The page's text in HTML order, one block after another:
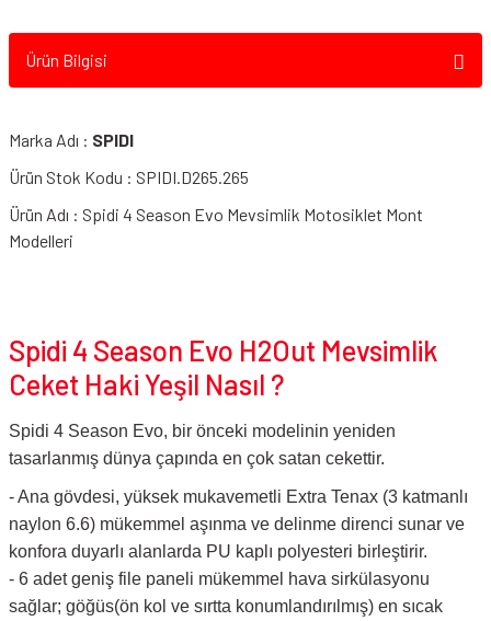
Ürün Bilgisi
Marka Adı : SPIDI
Ürün Stok Kodu : SPIDI.D265.265
Ürün Adı : Spidi 4 Season Evo Mevsimlik Motosiklet Mont
Modelleri
Spidi 4 Season Evo H2Out Mevsimlik
Ceket Haki Yeşil Nasıl ?
Spidi 4 Season Evo, bir önceki modelinin yeniden
tasarlanmış dünya çapında en çok satan cekettir.
- Ana gövdesi, yüksek mukavemetli Extra Tenax (3 katmanlı
naylon 6.6) mükemmel aşınma ve delinme direnci sunar ve
konfora duyarlı alanlarda PU kaplı polyesteri birleştirir.
- 6 adet geniş file paneli mükemmel hava sirkülasyonu
sağlar; göğüs(ön kol ve sırtta konumlandırılmış) en sıcak